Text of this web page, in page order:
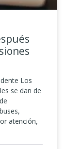
care
Los
se dan de
atención,